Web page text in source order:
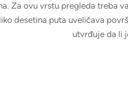
Za ovu vrstu pregleda treba
desetina puta uveličava
utvrđuje da li